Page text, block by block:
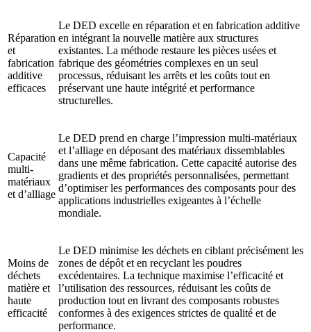
Réparation
et
fabrication
additive
efficaces
Le DED excelle en réparation et en fabrication additive
en intégrant la nouvelle matière aux structures
existantes. La méthode restaure les pièces usées et
fabrique des géométries complexes en un seul
processus, réduisant les arrêts et les coûts tout en
préservant une haute intégrité et performance
structurelles.
Capacité
multi-
matériaux
et d’alliage
Le DED prend en charge l’impression multi-matériaux
et l’alliage en déposant des matériaux dissemblables
dans une même fabrication. Cette capacité autorise des
gradients et des propriétés personnalisées, permettant
d’optimiser les performances des composants pour des
applications industrielles exigeantes à l’échelle
mondiale.
Moins de
déchets
matière et
haute
efficacité
Le DED minimise les déchets en ciblant précisément les
zones de dépôt et en recyclant les poudres
excédentaires. La technique maximise l’efficacité et
l’utilisation des ressources, réduisant les coûts de
production tout en livrant des composants robustes
conformes à des exigences strictes de qualité et de
performance.